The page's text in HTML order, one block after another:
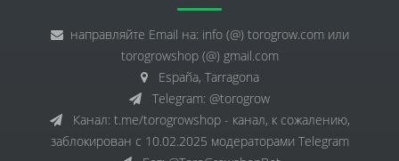
направляйте Email на: info (@) torogrow.com или
torogrowshop (@) gmail.com
España, Tarragona
Telegram: @torogrow
Канал: t.me/torogrowshop - канал, к сожалению,
заблокирован с 10.02.2025 модераторами Telegram